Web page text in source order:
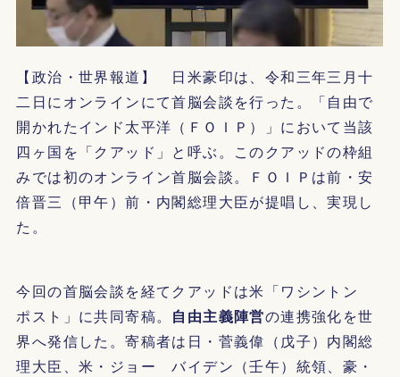
【政治・世界報道】 日米豪印は、令和三年三月十
二日にオンラインにて首脳会談を行った。「自由で
開かれたインド太平洋（ＦＯＩＰ）」において当該
四ヶ国を「クアッド」と呼ぶ。このクアッドの枠組
みでは初のオンライン首脳会談。ＦＯＩＰは前・安
倍晋三（甲午）前・内閣総理大臣が提唱し、実現し
た。
今回の首脳会談を経てクアッドは米「ワシントン
ポスト」に共同寄稿。 自由主義陣営の連携強化を世
界へ発信した。寄稿者は日・菅義偉（戊子）内閣総
理大臣、米・ジョー バイデン（壬午）統領、豪・